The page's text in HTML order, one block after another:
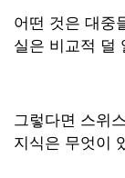
어떤 것은 대중
실은 비교적 덜
그렇다면 스위
지식은 무엇이